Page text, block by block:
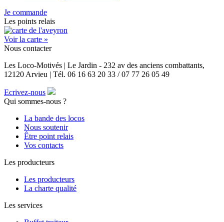
Je commande
Les points relais
Voir la carte »
Nous contacter
Les Loco-Motivés | Le Jardin - 232 av des anciens combattants,
12120 Arvieu | Tél. 06 16 63 20 33 / 07 77 26 05 49
Ecrivez-nous
Qui sommes-nous ?
La bande des locos
Nous soutenir
Être point relais
Vos contacts
Les producteurs
Les producteurs
La charte qualité
Les services